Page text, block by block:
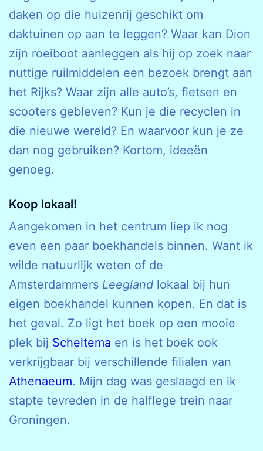
daken op die huizenrij geschikt om
daktuinen op aan te leggen? Waar kan Dion
zijn roeiboot aanleggen als hij op zoek naar
nuttige ruilmiddelen een bezoek brengt aan
het Rijks? Waar zijn alle auto’s, fietsen en
scooters gebleven? Kun je die recyclen in
die nieuwe wereld? En waarvoor kun je ze
dan nog gebruiken? Kortom, ideeën
genoeg.
Koop lokaal!
Aangekomen in het centrum liep ik nog
even een paar boekhandels binnen. Want ik
wilde natuurlijk weten of de
Amsterdammers Leegland lokaal bij hun
eigen boekhandel kunnen kopen. En dat is
het geval. Zo ligt het boek op een mooie
plek bij Scheltema en is het boek ook
verkrijgbaar bij verschillende filialen van
Athenaeum. Mijn dag was geslaagd en ik
stapte tevreden in de halflege trein naar
Groningen.